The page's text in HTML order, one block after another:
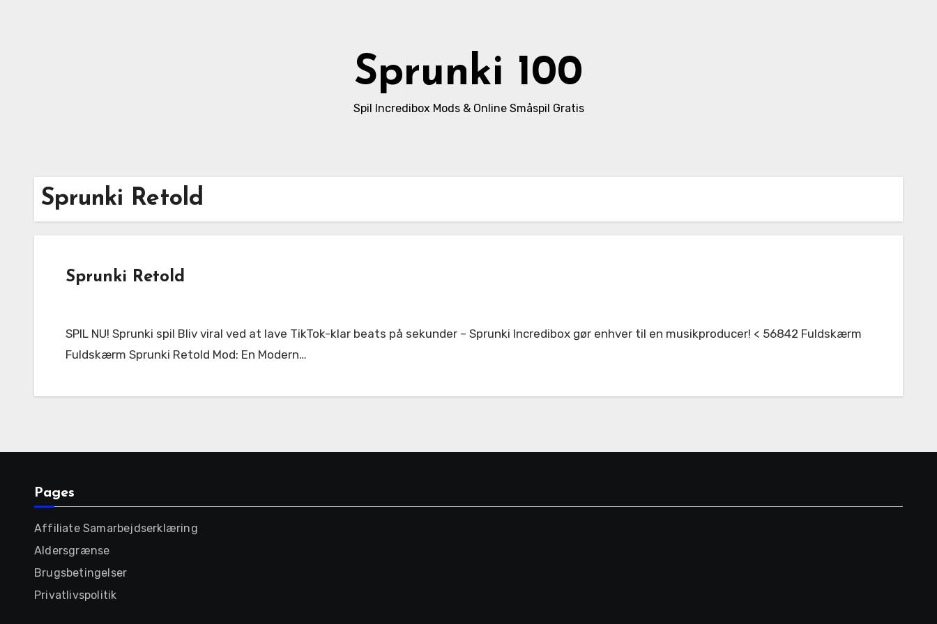
Sprunki 100
Spil Incredibox Mods & Online Småspil Gratis
Sprunki Retold
Sprunki Retold
SPIL NU! Sprunki spil Bliv viral ved at lave TikTok-klar beats på sekunder – Sprunki Incredibox gør enhver til en musikproducer! < 56842 Fuldskærm
Fuldskærm Sprunki Retold Mod: En Modern…
Pages
Affiliate Samarbejdserklæring
Aldersgrænse
Brugsbetingelser
Privatlivspolitik